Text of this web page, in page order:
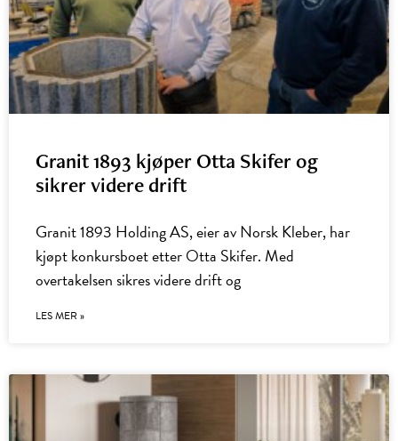
Granit 1893 kjøper Otta Skifer og
sikrer videre drift
Granit 1893 Holding AS, eier av Norsk Kleber, har
kjøpt konkursboet etter Otta Skifer. Med
overtakelsen sikres videre drift og
LES MER »